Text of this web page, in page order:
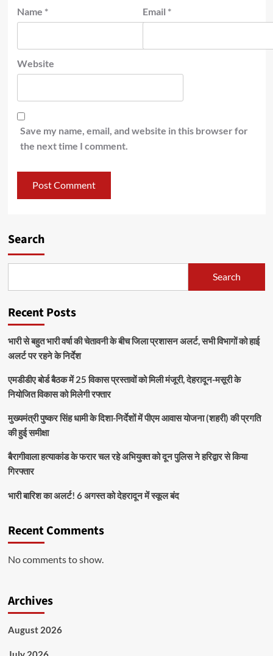
Name * Email *
Website
Save my name, email, and website in this browser for
the next time I comment.
Search
Search
Recent Posts
भारी से बहुत भारी वर्षा की चेतावनी के बीच जिला प्रशासन अलर्ट, सभी विभागों को हाई
अलर्ट पर रहने के निर्देश
एमडीडीए बोर्ड बैठक में 25 विकास प्रस्तावों को मिली मंजूरी, देहरादून-मसूरी के
नियोजित विकास को मिलेगी रफ्तार
मुख्यमंत्री पुष्कर सिंह धामी के दिशा-निर्देशों में पीएम आवास योजना (शहरी) की प्रगति
की हुई समीक्षा
बैरागीवाला हत्याकांड के फरार चल रहे अभियुक्त को दून पुलिस ने हरिद्वार से किया
गिरफ्तार
भारी बारिश का अलर्ट! 6 अगस्त को देहरादून में स्कूल बंद
Recent Comments
No comments to show.
Archives
August 2026